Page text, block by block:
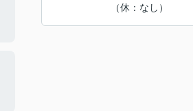
（休：なし）